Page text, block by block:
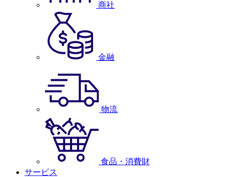
商社
金融
物流
食品・消費財
サービス